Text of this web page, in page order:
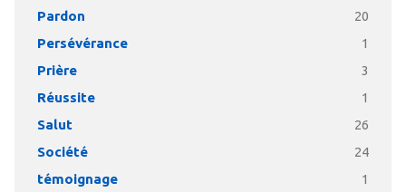
Pardon 20
Persévérance 1
Prière 3
Réussite 1
Salut 26
Société 24
témoignage 1